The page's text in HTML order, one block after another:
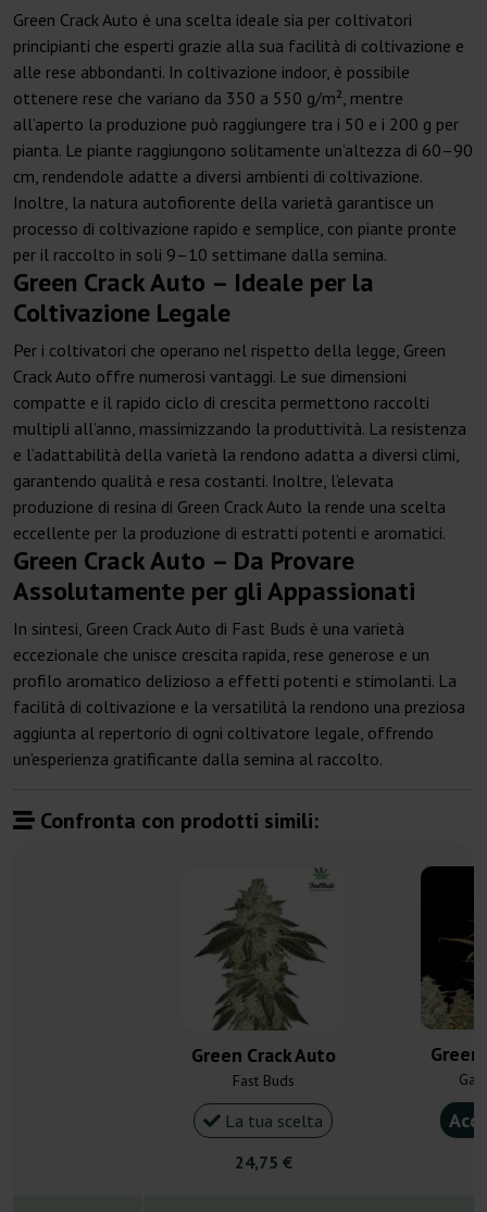
Green Crack Auto è una scelta ideale sia per coltivatori
principianti che esperti grazie alla sua facilità di coltivazione e
alle rese abbondanti. In coltivazione indoor, è possibile
ottenere rese che variano da 350 a 550 g/m², mentre
all’aperto la produzione può raggiungere tra i 50 e i 200 g per
pianta. Le piante raggiungono solitamente un’altezza di 60–90
cm, rendendole adatte a diversi ambienti di coltivazione.
Inoltre, la natura autofiorente della varietà garantisce un
processo di coltivazione rapido e semplice, con piante pronte
per il raccolto in soli 9–10 settimane dalla semina.
Green Crack Auto – Ideale per la
Coltivazione Legale
Per i coltivatori che operano nel rispetto della legge, Green
Crack Auto offre numerosi vantaggi. Le sue dimensioni
compatte e il rapido ciclo di crescita permettono raccolti
multipli all’anno, massimizzando la produttività. La resistenza
e l’adattabilità della varietà la rendono adatta a diversi climi,
garantendo qualità e resa costanti. Inoltre, l’elevata
produzione di resina di Green Crack Auto la rende una scelta
eccellente per la produzione di estratti potenti e aromatici.
Green Crack Auto – Da Provare
Assolutamente per gli Appassionati
In sintesi, Green Crack Auto di Fast Buds è una varietà
eccezionale che unisce crescita rapida, rese generose e un
profilo aromatico delizioso a effetti potenti e stimolanti. La
facilità di coltivazione e la versatilità la rendono una preziosa
aggiunta al repertorio di ogni coltivatore legale, offrendo
un’esperienza gratificante dalla semina al raccolto.
Confronta con prodotti simili:
Green Crack Auto
Fast Buds
La tua scelta
24,75 €
Green